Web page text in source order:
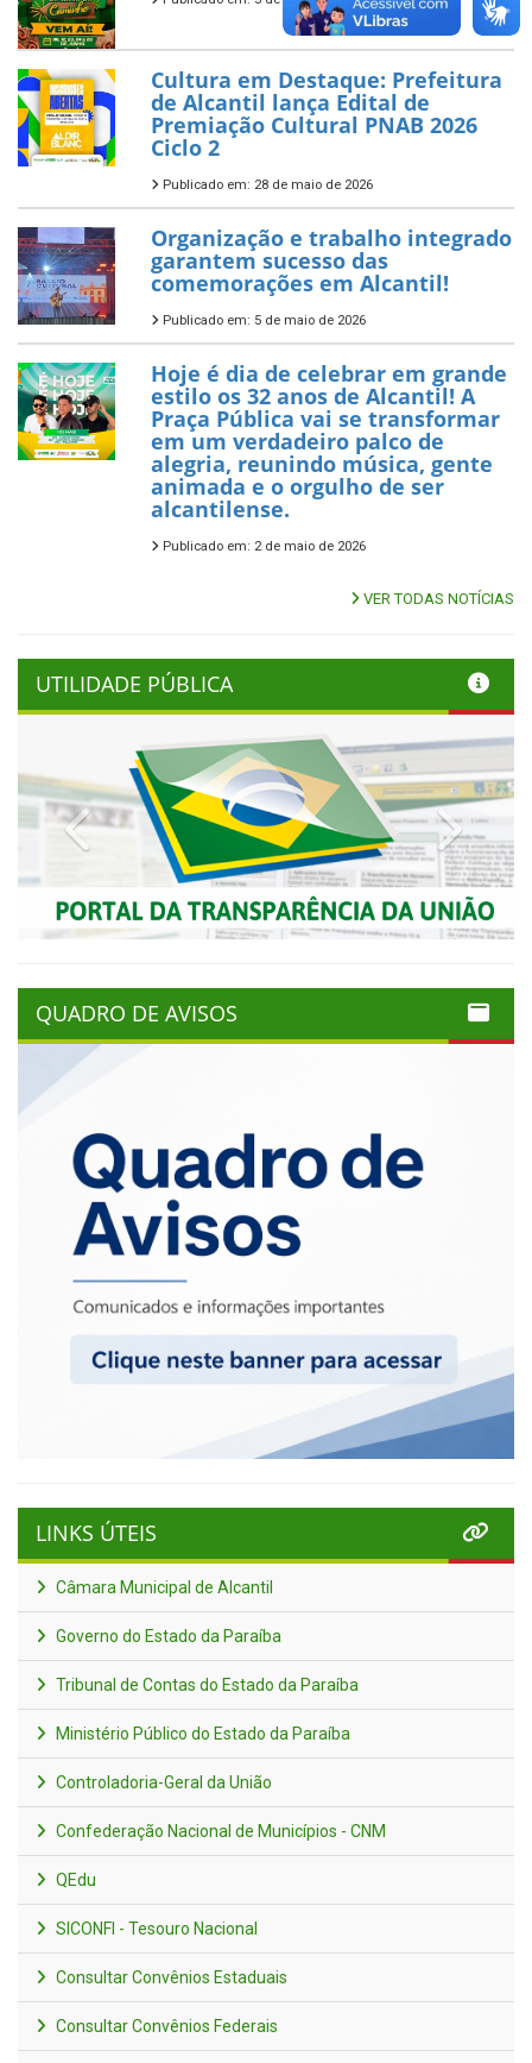
Cultura em Destaque: Prefeitura
de Alcantil lança Edital de
Premiação Cultural PNAB 2026
Ciclo 2
Publicado em: 28 de maio de 2026
Organização e trabalho integrado
garantem sucesso das
comemorações em Alcantil!
Publicado em: 5 de maio de 2026
Hoje é dia de celebrar em grande
estilo os 32 anos de Alcantil! A
Praça Pública vai se transformar
em um verdadeiro palco de
alegria, reunindo música, gente
animada e o orgulho de ser
alcantilense.
Publicado em: 2 de maio de 2026
VER TODAS NOTÍCIAS
UTILIDADE PÚBLICA
Previous Next
QUADRO DE AVISOS
LINKS ÚTEIS
Câmara Municipal de Alcantil
Governo do Estado da Paraíba
Tribunal de Contas do Estado da Paraíba
Ministério Público do Estado da Paraíba
Controladoria-Geral da União
Confederação Nacional de Municípios - CNM
QEdu
SICONFI - Tesouro Nacional
Consultar Convênios Estaduais
Consultar Convênios Federais